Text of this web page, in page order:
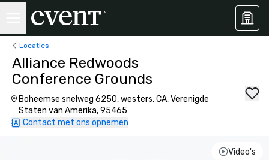
Locaties
Alliance Redwoods
Conference Grounds
Boheemse snelweg 6250, westers, CA, Verenigde
Staten van Amerika, 95465
Contact met ons opnemen
Video's